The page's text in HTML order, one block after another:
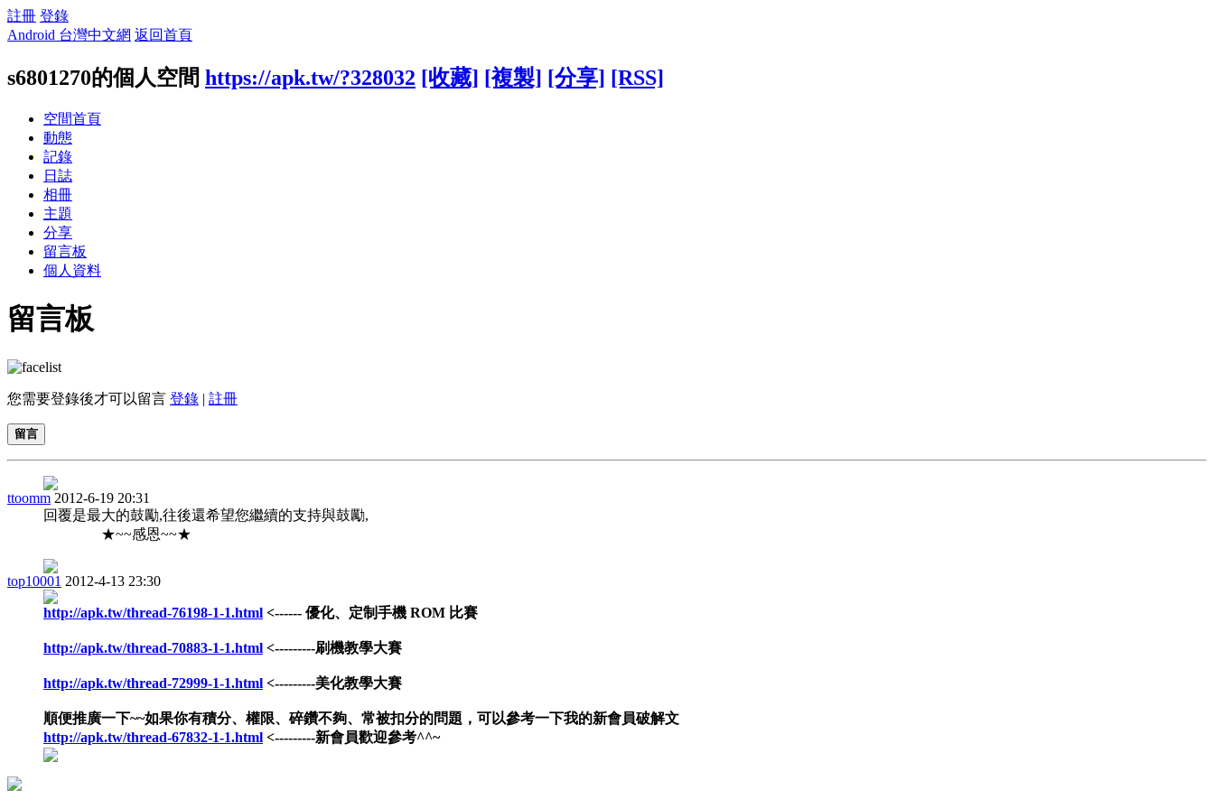
註冊 登錄
Android 台灣中文網 返回首頁
s6801270的個人空間 https://apk.tw/?328032 [收藏] [複製] [分享] [RSS]
空間首頁
動態
記錄
日誌
相冊
主題
分享
留言板
個人資料
留言板
您需要登錄後才可以留言 登錄 | 註冊
留言
ttoomm 2012-6-19 20:31
回覆是最大的鼓勵,往後還希望您繼續的支持與鼓勵,
★~~感恩~~★
top10001 2012-4-13 23:30
http://apk.tw/thread-76198-1-1.html <------ 優化、定制手機 ROM 比賽
http://apk.tw/thread-70883-1-1.html <---------刷機教學大賽
http://apk.tw/thread-72999-1-1.html <---------美化教學大賽
順便推廣一下~~如果你有積分、權限、碎鑽不夠、常被扣分的問題，可以參考一下我的新會員破解文
http://apk.tw/thread-67832-1-1.html <---------新會員歡迎參考^^~